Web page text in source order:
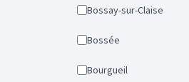
Bossay-sur-Claise
Bossée
Bourgueil